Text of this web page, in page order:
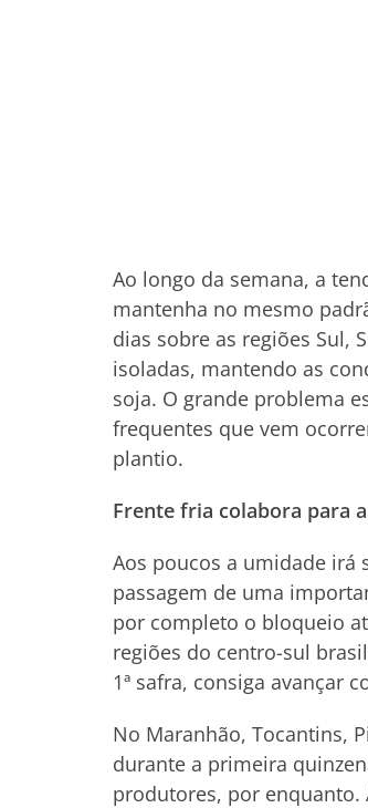
Ao longo da semana, a
mantenha no mesmo
dias sobre as regiões Sul,
isoladas, mantendo as
soja. O grande problema
frequentes que vem
plantio.
Frente fria colabora para
Aos poucos a umidade irá
passagem de uma
por completo o bloqueio
regiões do centro-sul
1ª safra, consiga avançar
No Maranhão, Tocantins,
durante a primeira
produtores, por enquanto.